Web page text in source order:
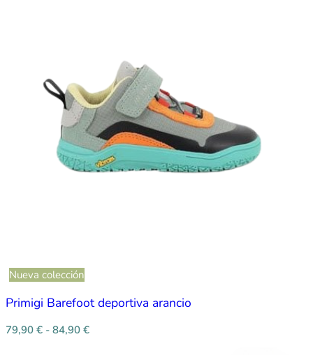
Nueva colección
Primigi Barefoot deportiva arancio
79,90 € - 84,90 €